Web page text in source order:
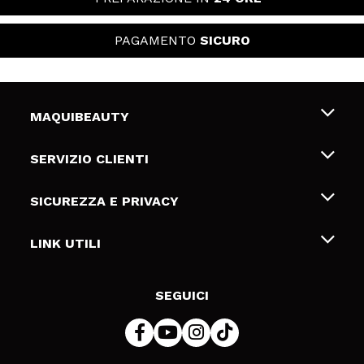
PAGAMENTO SICURO
MAQUIBEAUTY
Chi siamo
Gift Cards
SERVIZIO CLIENTI
Spedizioni & Resi
Metodi di pagamamento
SICUREZZA E PRIVACY
Termini e condizioni
LINK UTILI
SEGUICI